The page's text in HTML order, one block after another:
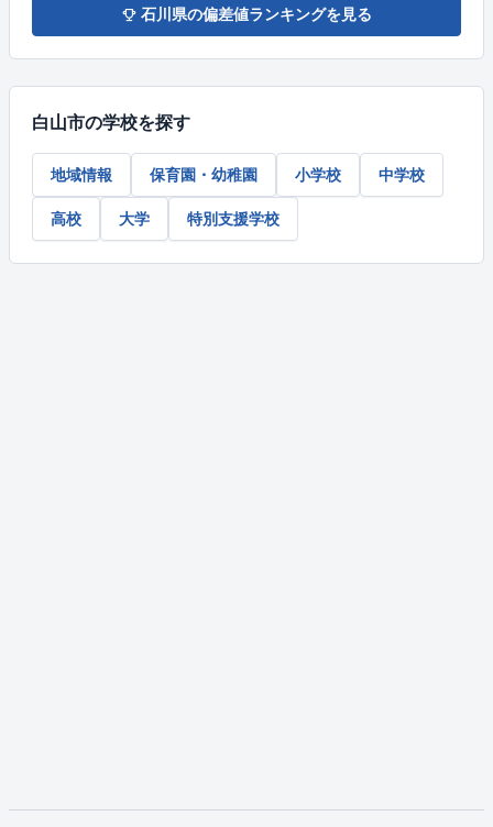
石川県の偏差値ランキングを見る
白山市の学校を探す
地域情報 保育園・幼稚園 小学校 中学校
高校 大学 特別支援学校